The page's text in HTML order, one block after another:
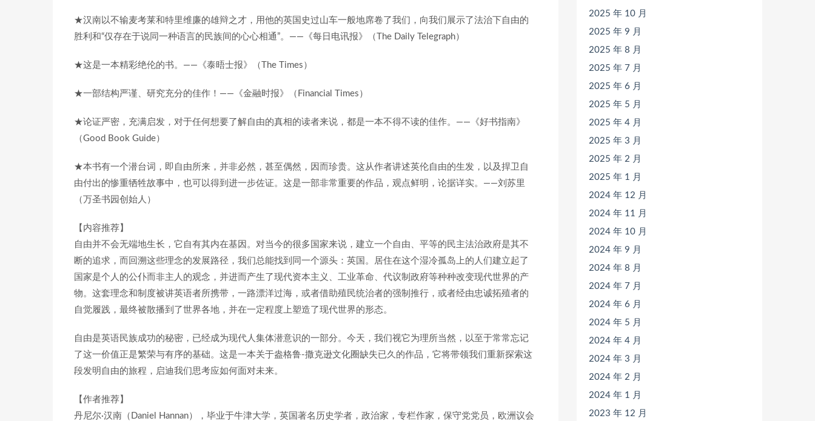
★汉南以不输麦考莱和特里维廉的雄辩之才，用他的英国史过山车一般地席卷了我们，向我们展示了法治下自由的
胜利和“仅存在于说同一种语言的民族间的心心相通”。——《每日电讯报》（The Daily Telegraph）
★这是一本精彩绝伦的书。——《泰晤士报》（The Times）
★一部结构严谨、研究充分的佳作！——《金融时报》（Financial Times）
★论证严密，充满启发，对于任何想要了解自由的真相的读者来说，都是一本不得不读的佳作。——《好书指南》
（Good Book Guide）
★本书有一个潜台词，即自由所来，并非必然，甚至偶然，因而珍贵。这从作者讲述英伦自由的生发，以及捍卫自
由付出的惨重牺牲故事中，也可以得到进一步佐证。这是一部非常重要的作品，观点鲜明，论据详实。——刘苏里
（万圣书园创始人）
【内容推荐】
自由并不会无端地生长，它自有其内在基因。对当今的很多国家来说，建立一个自由、平等的民主法治政府是其不
断的追求，而回溯这些理念的发展路径，我们总能找到同一个源头：英国。居住在这个湿冷孤岛上的人们建立起了
国家是个人的公仆而非主人的观念，并进而产生了现代资本主义、工业革命、代议制政府等种种改变现代世界的产
物。这套理念和制度被讲英语者所携带，一路漂洋过海，或者借助殖民统治者的强制推行，或者经由忠诚拓殖者的
自觉履践，最终被散播到了世界各地，并在一定程度上塑造了现代世界的形态。
自由是英语民族成功的秘密，已经成为现代人集体潜意识的一部分。今天，我们视它为理所当然，以至于常常忘记
了这一价值正是繁荣与有序的基础。这是一本关于盎格鲁-撒克逊文化圈缺失已久的作品，它将带领我们重新探索这
段发明自由的旅程，启迪我们思考应如何面对未来。
【作者推荐】
丹尼尔·汉南（Daniel Hannan），毕业于牛津大学，英国著名历史学者，政治家，专栏作家，保守党党员，欧洲议会
2025 年 10 月
2025 年 9 月
2025 年 8 月
2025 年 7 月
2025 年 6 月
2025 年 5 月
2025 年 4 月
2025 年 3 月
2025 年 2 月
2025 年 1 月
2024 年 12 月
2024 年 11 月
2024 年 10 月
2024 年 9 月
2024 年 8 月
2024 年 7 月
2024 年 6 月
2024 年 5 月
2024 年 4 月
2024 年 3 月
2024 年 2 月
2024 年 1 月
2023 年 12 月